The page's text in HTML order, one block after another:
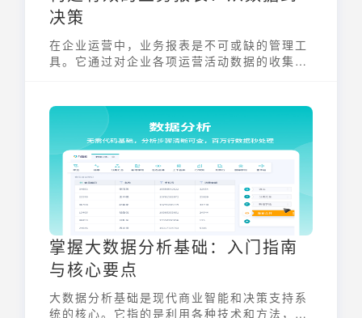
决策
在企业运营中，业务报表是不可或缺的管理工
具。它通过对企业各项运营活动数据的收集、
时了解企业运营情况，发现潜在问题，并为决
策提供有力的数据支持，从而提升企业的整体
竞争力。
掌握大数据分析基础：入门指南
与核心要点
大数据分析基础是现代商业智能和决策支持系
统的核心。它指的是利用各种技术和方法，从